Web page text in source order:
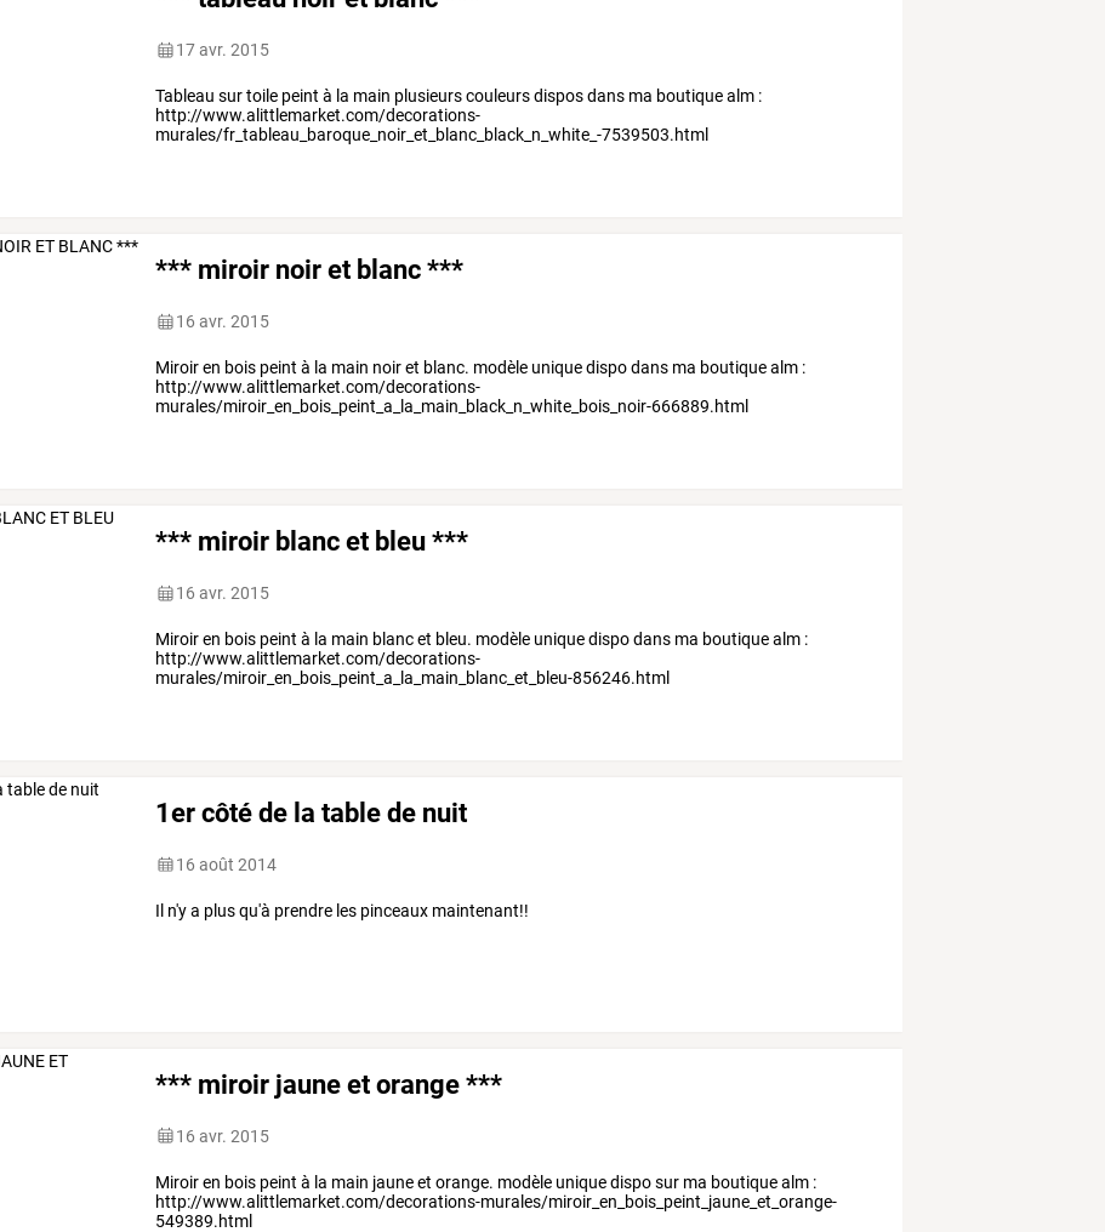
17 avr. 2015
Tableau sur toile peint à la main plusieurs couleurs dispos dans ma boutique alm :
http://www.alittlemarket.com/decorations-
murales/fr_tableau_baroque_noir_et_blanc_black_n_white_-7539503.html
*** miroir noir et blanc ***
16 avr. 2015
Miroir en bois peint à la main noir et blanc. modèle unique dispo dans ma boutique alm :
http://www.alittlemarket.com/decorations-
murales/miroir_en_bois_peint_a_la_main_black_n_white_bois_noir-666889.html
*** miroir blanc et bleu ***
16 avr. 2015
Miroir en bois peint à la main blanc et bleu. modèle unique dispo dans ma boutique alm :
http://www.alittlemarket.com/decorations-
murales/miroir_en_bois_peint_a_la_main_blanc_et_bleu-856246.html
1er côté de la table de nuit
16 août 2014
Il n'y a plus qu'à prendre les pinceaux maintenant!!
*** miroir jaune et orange ***
16 avr. 2015
Miroir en bois peint à la main jaune et orange. modèle unique dispo sur ma boutique alm :
http://www.alittlemarket.com/decorations-murales/miroir_en_bois_peint_jaune_et_orange-
549389.html